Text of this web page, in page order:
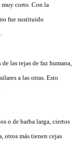
corto. Con la
fue sustituido
las tejas de faz humana,
a las otras. Esto
o de barba larga, ciertos
otros más tienen cejas